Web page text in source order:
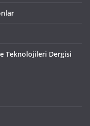
Teknolojileri Dergisi